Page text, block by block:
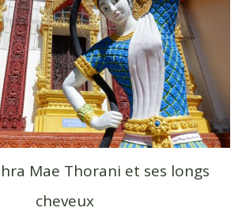
Mae Thorani et ses longs
cheveux